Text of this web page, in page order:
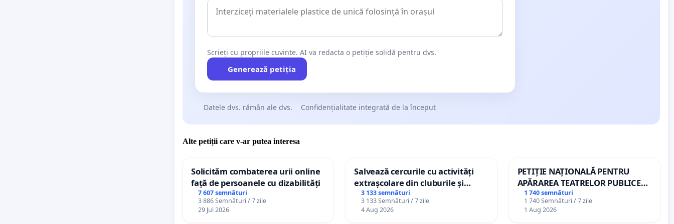
Scrieți cu propriile cuvinte. AI va redacta o petiție solidă pentru dvs.
Generează petiția
Datele dvs. rămân ale dvs. Confidențialitate integrată de la început
Alte petiții care v-ar putea interesa
Solicităm combaterea urii online
față de persoanele cu dizabilități
7 607 semnături
3 886 Semnături / 7 zile
29 Jul 2026
Salvează cercurile cu activități
extrașcolare din cluburile și
palatele copiilor
3 133 semnături
3 133 Semnături / 7 zile
4 Aug 2026
PETIȚIE NAȚIONALĂ PENTRU
APĂRAREA TEATRELOR PUBLICE
DE REPERTORIU DIN ROMÂNIA
1 740 semnături
1 740 Semnături / 7 zile
1 Aug 2026